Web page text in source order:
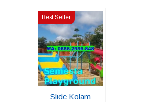
Best Seller
Slide Kolam